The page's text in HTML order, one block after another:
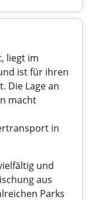
liegt im
ist für ihren
Die Lage an
macht
in
und
aus
Parks